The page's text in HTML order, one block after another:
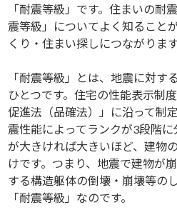
「耐震等級」です。住まいの耐
震等級」についてよく知ること
くり・住まい探しにつながります
「耐震等級」とは、地震に対す
ひとつです。住宅の性能表示制
促進法（品確法）」に沿って制
震性能によってランクが3段階
が大きければ大きいほど、建物
けです。つまり、地震で建物が
する構造躯体の倒壊・崩壊等の
「耐震等級」なのです。